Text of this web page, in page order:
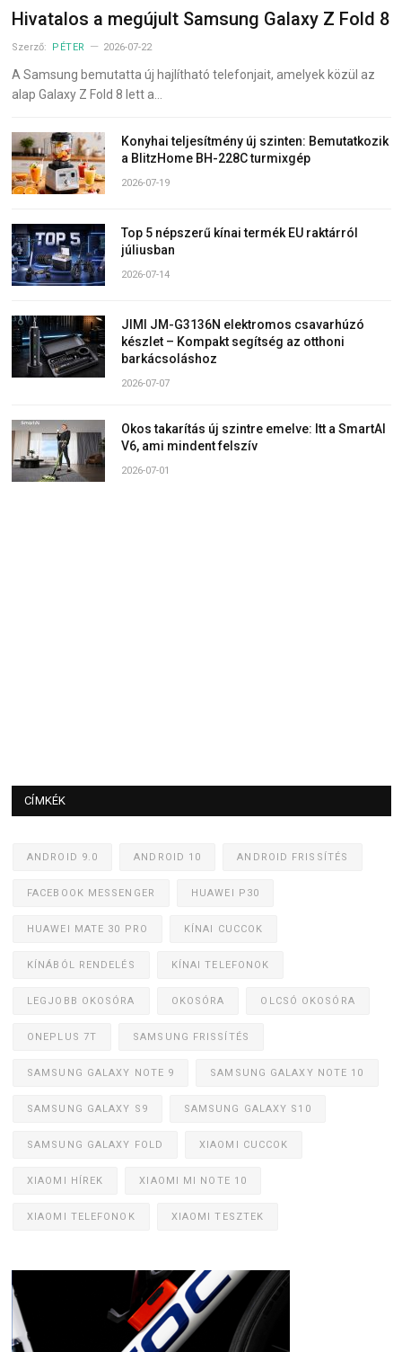
Hivatalos a megújult Samsung Galaxy Z Fold 8
Szerző: PÉTER 2026-07-22
A Samsung bemutatta új hajlítható telefonjait, amelyek közül az
alap Galaxy Z Fold 8 lett a…
Konyhai teljesítmény új szinten: Bemutatkozik
a BlitzHome BH-228C turmixgép
2026-07-19
Top 5 népszerű kínai termék EU raktárról
júliusban
2026-07-14
JIMI JM-G3136N elektromos csavarhúzó
készlet – Kompakt segítség az otthoni
barkácsoláshoz
2026-07-07
Okos takarítás új szintre emelve: Itt a SmartAI
V6, ami mindent felszív
2026-07-01
CÍMKÉK
ANDROID 9.0 ANDROID 10 ANDROID FRISSÍTÉS
FACEBOOK MESSENGER HUAWEI P30
HUAWEI MATE 30 PRO KÍNAI CUCCOK
KÍNÁBÓL RENDELÉS KÍNAI TELEFONOK
LEGJOBB OKOSÓRA OKOSÓRA OLCSÓ OKOSÓRA
ONEPLUS 7T SAMSUNG FRISSÍTÉS
SAMSUNG GALAXY NOTE 9 SAMSUNG GALAXY NOTE 10
SAMSUNG GALAXY S9 SAMSUNG GALAXY S10
SAMSUNG GALAXY FOLD XIAOMI CUCCOK
XIAOMI HÍREK XIAOMI MI NOTE 10
XIAOMI TELEFONOK XIAOMI TESZTEK